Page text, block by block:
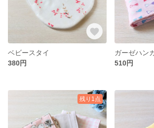
ベビースタイ
380円
ガーゼハン
510円
残り1点